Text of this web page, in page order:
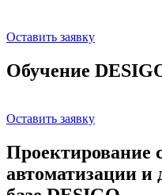
Оставить заявку
Обучение
Оставить заявку
Проектирование
автоматизации и